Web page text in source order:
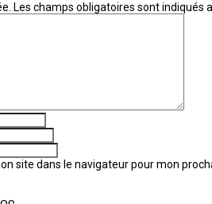
Les champs obligatoires sont indiqués
site dans le navigateur pour mon